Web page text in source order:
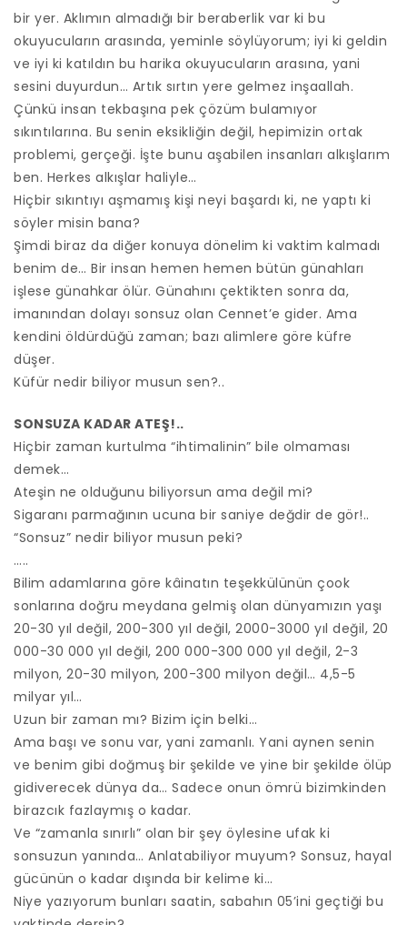
bir yer. Aklımın almadığı bir beraberlik var ki bu
okuyucuların arasında, yeminle söylüyorum; iyi ki geldin
ve iyi ki katıldın bu harika okuyucuların arasına, yani
sesini duyurdun… Artık sırtın yere gelmez inşaallah.
Çünkü insan tekbaşına pek çözüm bulamıyor
sıkıntılarına. Bu senin eksikliğin değil, hepimizin ortak
problemi, gerçeği. İşte bunu aşabilen insanları alkışlarım
ben. Herkes alkışlar haliyle…
Hiçbir sıkıntıyı aşmamış kişi neyi başardı ki, ne yaptı ki
söyler misin bana?
Şimdi biraz da diğer konuya dönelim ki vaktim kalmadı
benim de… Bir insan hemen hemen bütün günahları
işlese günahkar ölür. Günahını çektikten sonra da,
imanından dolayı sonsuz olan Cennet’e gider. Ama
kendini öldürdüğü zaman; bazı alimlere göre küfre
düşer.
Küfür nedir biliyor musun sen?..
SONSUZA KADAR ATEŞ!..
Hiçbir zaman kurtulma “ihtimalinin” bile olmaması
demek…
Ateşin ne olduğunu biliyorsun ama değil mi?
Sigaranı parmağının ucuna bir saniye değdir de gör!..
“Sonsuz” nedir biliyor musun peki?
…..
Bilim adamlarına göre kâinatın teşekkülünün çook
sonlarına doğru meydana gelmiş olan dünyamızın yaşı
20-30 yıl değil, 200-300 yıl değil, 2000-3000 yıl değil, 20
000-30 000 yıl değil, 200 000-300 000 yıl değil, 2-3
milyon, 20-30 milyon, 200-300 milyon değil… 4,5-5
milyar yıl…
Uzun bir zaman mı? Bizim için belki…
Ama başı ve sonu var, yani zamanlı. Yani aynen senin
ve benim gibi doğmuş bir şekilde ve yine bir şekilde ölüp
gidiverecek dünya da… Sadece onun ömrü bizimkinden
birazcık fazlaymış o kadar.
Ve “zamanla sınırlı” olan bir şey öylesine ufak ki
sonsuzun yanında… Anlatabiliyor muyum? Sonsuz, hayal
gücünün o kadar dışında bir kelime ki…
Niye yazıyorum bunları saatin, sabahın 05’ini geçtiği bu